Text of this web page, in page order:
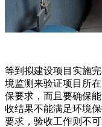
等到拟建设项目实施
境监测来验证项目所
保要求，而且要确保
收结果不能满足环境
要求，验收工作则不